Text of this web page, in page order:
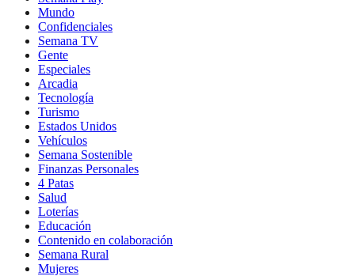
Mundo
Confidenciales
Semana TV
Gente
Especiales
Arcadia
Tecnología
Turismo
Estados Unidos
Vehículos
Semana Sostenible
Finanzas Personales
4 Patas
Salud
Loterías
Educación
Contenido en colaboración
Semana Rural
Mujeres